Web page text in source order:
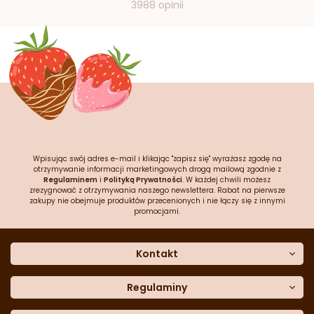
3988 opinii
Wpisując swój adres e-mail i klikając "zapisz się" wyrażasz zgodę na
otrzymywanie informacji marketingowych drogą mailową zgodnie z
Regulaminem i Polityką Prywatności. W każdej chwili możesz
zrezygnować z otrzymywania naszego newslettera. Rabat na pierwsze
zakupy nie obejmuje produktów przecenionych i nie łączy się z innymi
promocjami.
Kontakt
Dane kontaktowe
Często zadawane pytania
Regulaminy